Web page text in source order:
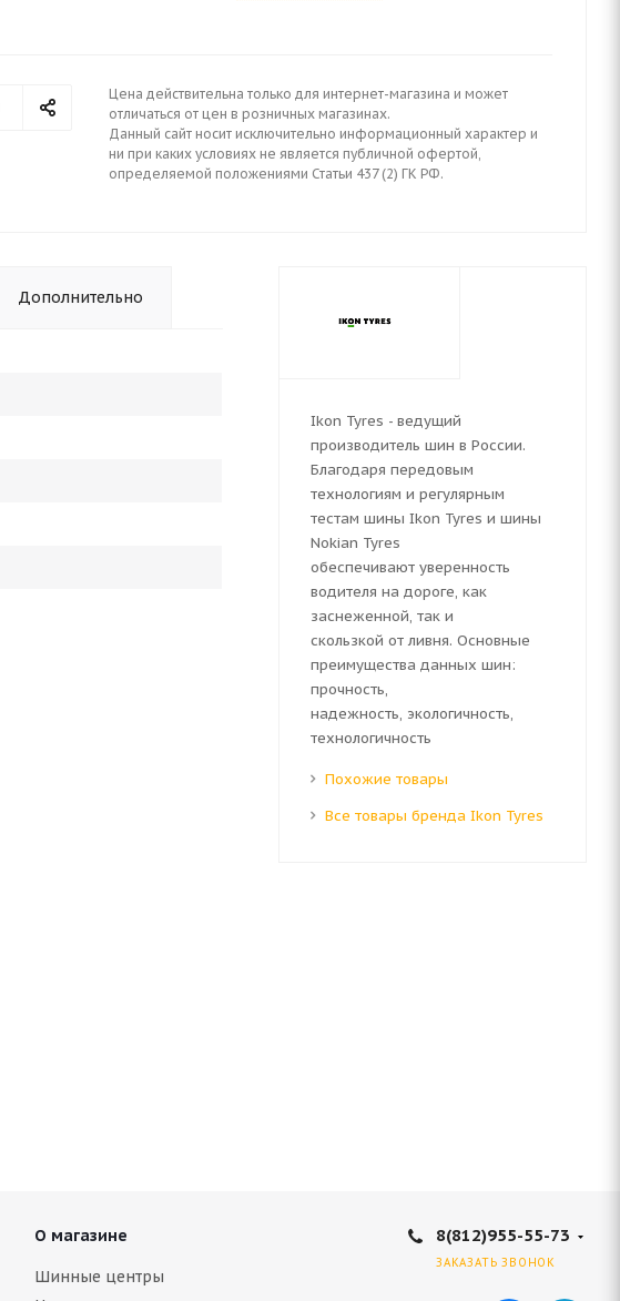
Цена действительна только для интернет-магазина и может
отличаться от цен в розничных магазинах.
Данный сайт носит исключительно информационный характер и
ни при каких условиях не является публичной офертой,
определяемой положениями Статьи 437 (2) ГК РФ.
Дополнительно
Ikon Tyres - ведущий
производитель шин в России.
Благодаря передовым
технологиям и регулярным
тестам шины Ikon Tyres и шины
Nokian Tyres
обеспечивают уверенность
водителя на дороге, как
заснеженной, так и
скользкой от ливня. Основные
преимущества данных шин:
прочность,
надежность, экологичность,
технологичность
Похожие товары
Все товары бренда Ikon Tyres
О магазине
Шинные центры
8(812)955-55-73
ЗАКАЗАТЬ ЗВОНОК